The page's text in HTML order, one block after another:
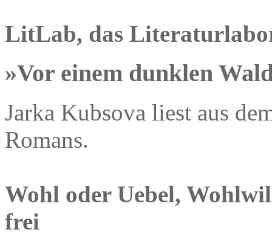
LitLab, das
»Vor einem dunklen
Jarka Kubsova liest aus
Romans.
Wohl oder Uebel,
frei